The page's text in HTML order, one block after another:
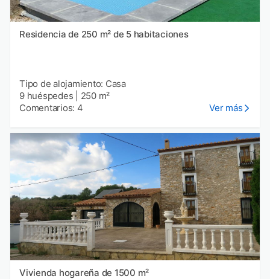
Residencia de 250 m² de 5 habitaciones
Tipo de alojamiento: Casa
9 huéspedes
250 m²
Comentarios: 4
Ver más
Vivienda hogareña de 1500 m²